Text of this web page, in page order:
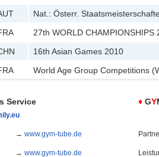
Nat.: Österr.
27th WORLD CHAMPIONSHIPS
16th Asian Games 2010
World Age Group Competitions
Service ♦ GY
→ www.gym-tube.de
→ www.gym-tube.de